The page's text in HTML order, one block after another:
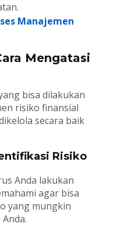
Manajemen
Mengatasi
bisa dilakukan
risiko finansial
secara baik
Risiko
Anda lakukan
agar bisa
yang mungkin